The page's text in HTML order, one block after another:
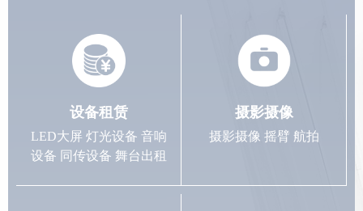
设备租赁
LED大屏 灯光设备 音响
设备 同传设备 舞台出租
摄影摄像
摄影摄像 摇臂 航拍